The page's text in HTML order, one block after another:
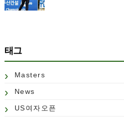
태그
Masters
News
US여자오픈